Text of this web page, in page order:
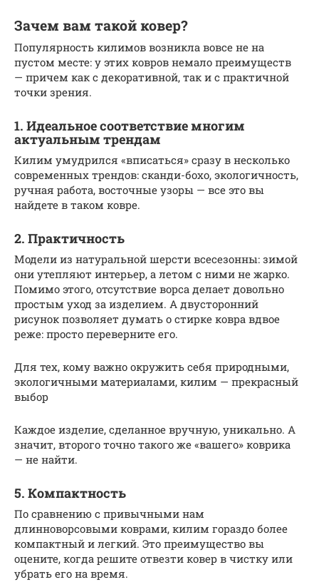
Зачем вам такой ковер?
Популярность килимов возникла вовсе не на
пустом месте: у этих ковров немало преимуществ
— причем как с декоративной, так и с практичной
точки зрения.
1. Идеальное соответствие многим
актуальным трендам
Килим умудрился «вписаться» сразу в несколько
современных трендов: сканди-бохо, экологичность,
ручная работа, восточные узоры — все это вы
найдете в таком ковре.
2. Практичность
Модели из натуральной шерсти всесезонны: зимой
они утепляют интерьер, а летом с ними не жарко.
Помимо этого, отсутствие ворса делает довольно
простым уход за изделием. А двусторонний
рисунок позволяет думать о стирке ковра вдвое
реже: просто переверните его.
Для тех, кому важно окружить себя природными,
экологичными материалами, килим — прекрасный
выбор
Каждое изделие, сделанное вручную, уникально. А
значит, второго точно такого же «вашего» коврика
— не найти.
5. Компактность
По сравнению с привычными нам
длинноворсовыми коврами, килим гораздо более
компактный и легкий. Это преимущество вы
оцените, когда решите отвезти ковер в чистку или
убрать его на время.